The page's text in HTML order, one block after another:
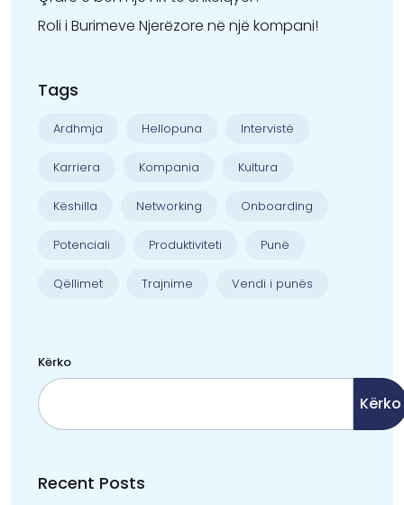
Roli i Burimeve Njerëzore në një kompani!
Tags
Ardhmja Hellopuna Intervistë
Karriera Kompania Kultura
Këshilla Networking Onboarding
Potenciali Produktiviteti Punë
Qëllimet Trajnime Vendi i punës
Kërko
Kërko
Recent Posts